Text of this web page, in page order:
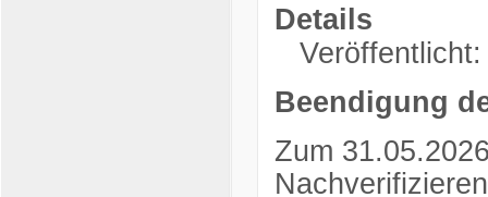
Details
Beendigung
Zum